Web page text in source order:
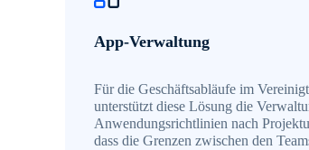
App-Verwaltung
Für die Geschäftsabläufe im
unterstützt diese Lösung die
Anwendungsrichtlinien nach
dass die Grenzen zwischen den